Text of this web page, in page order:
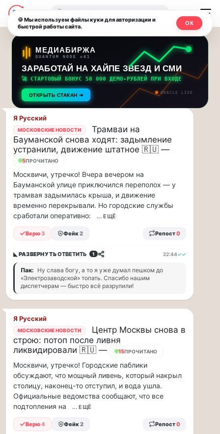
Последние
новости
обновления
потока:
Друзья,
приглашаем
на
музыкальную
прогулку
по
Москве
Чайковского!…
Друзья,
приглашаем
на
музыкальную
по
Москве
Чайковского!
|
16:00
Ильич
—
один
из
самых
исповедальных
русских
композиторов,
чья
музыка
стала
ча...
Москвичи.net
—
Главный
столичный
чат-
мессенджер,
новости
и
инсайды
Москвы
🔍
МЕДИАБИРЖА
QUANTUM NODE v41
ЗАРАБОТАЙ НА ХАЙПЕ ЗВЕЗД И СМИ
🚀 СТАРТОВЫЙ БОНУС 50 000 ДЕМО-РУБЛЕЙ ПРИ ВХОДЕ
ОТКРЫТЬ СТАКАН ➔ ORACLE LIVE
Я Русский
МОСКОВСКИЕ НОВОСТИ
Трамваи на
Бауманской снова ходят: задымление
устранили, движение штатное 🇷🇺 —
5ПРОЧИТАНО
Москвичи, утречко! Вчера вечером на
Бауманской улице приключился переполох — у
трамвая задымилась крыша, и движение
временно перекрывали. Но городские службы
сработали оперативно:
... ЕЩЁ
Верю3 Фейк2 Репост0
◣ РАЗВЕРНУТЬОТВЕТИТЬ 1 22:44✓✓
Пак: Ну слава богу, а то я уже думал пешком до
«Электрозаводской» топать. Спасибо нашим
диспетчерам — быстро всё разрулили!
Я Русский
МОСКОВСКИЕ НОВОСТИ
Центр Москвы снова в
строю: потоп после ливня
ликвидировали 🇷🇺 —
15ПРОЧИТАНО
Москвичи, утречко! Городские паблики
обсуждают, что мощный ливень, который накрыл
столицу, наконец-то отступил, и вода ушла.
Официальные ведомства сообщают, что все
подтопления на
... ЕЩЁ
Верю4 Фейк2 Репост0
🍪 Мы используем файлы куки для авторизации и
быстрой работы сайта.
ОК